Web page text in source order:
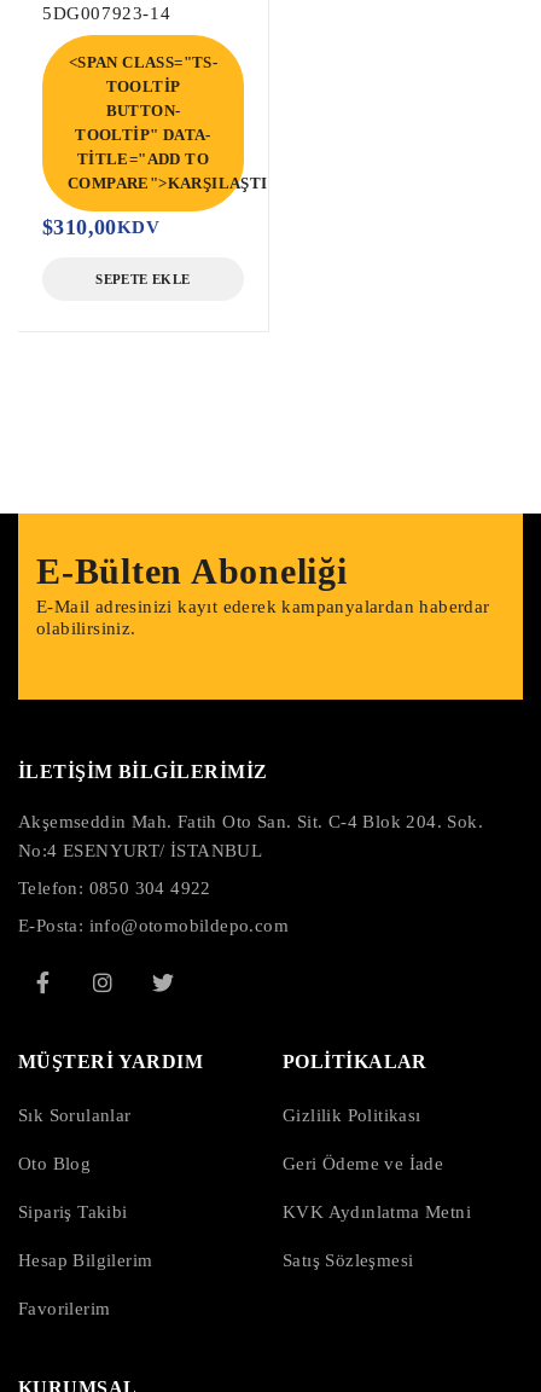
5DG007923-14
<SPAN CLASS="TS-
TOOLTIP
BUTTON-
TOOLTIP" DATA-
TITLE="ADD TO
COMPARE">KARŞILAŞTIR</SPAN>
$310,00KDV
SEPETE EKLE
E-Bülten Aboneliği
E-Mail adresinizi kayıt ederek kampanyalardan haberdar
olabilirsiniz.
İLETİŞİM BİLGİLERİMİZ
Akşemseddin Mah. Fatih Oto San. Sit. C-4 Blok 204. Sok.
No:4 ESENYURT/ İSTANBUL
Telefon: 0850 304 4922
E-Posta: info@otomobildepo.com
MÜŞTERİ YARDIM
Sık Sorulanlar
Oto Blog
Sipariş Takibi
Hesap Bilgilerim
Favorilerim
POLİTİKALAR
Gizlilik Politikası
Geri Ödeme ve İade
KVK Aydınlatma Metni
Satış Sözleşmesi
KURUMSAL